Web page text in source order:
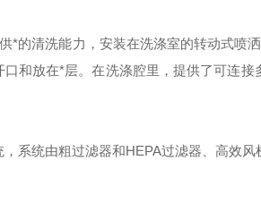
*的清洗能力，安装在洗涤室的转动式喷
和放在*层。在洗涤腔里，提供了可连
系统由粗过滤器和HEPA过滤器、高效风